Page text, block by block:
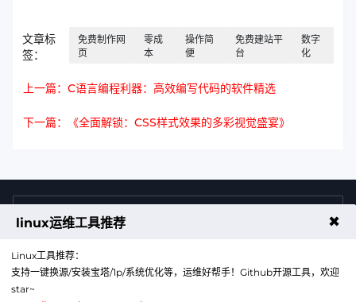
文章标
签：
免费制作网
页
零成
本
操作简
便
免费建站平
台
数字
化
上一篇：C语言编程利器：高效编写代码的软件精选
下一篇：《全面解锁：CSS样式效果的多彩视觉盛宴》
售前咨询热线
linux运维工具推荐 ✖
Linux工具推荐：
支持一键换源/安装宝塔/1p/系统优化等，运维好帮手！Github开源工具，欢迎
star~